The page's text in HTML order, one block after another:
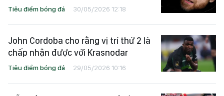
Tiêu điểm bóng đá 30/05/2026 12:18
John Cordoba cho rằng vị trí thứ 2 là
chấp nhận được với Krasnodar
Tiêu điểm bóng đá 29/05/2026 10:16